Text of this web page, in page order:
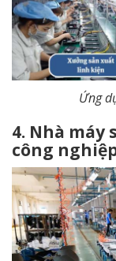
Ứng
4. Nhà máy
công